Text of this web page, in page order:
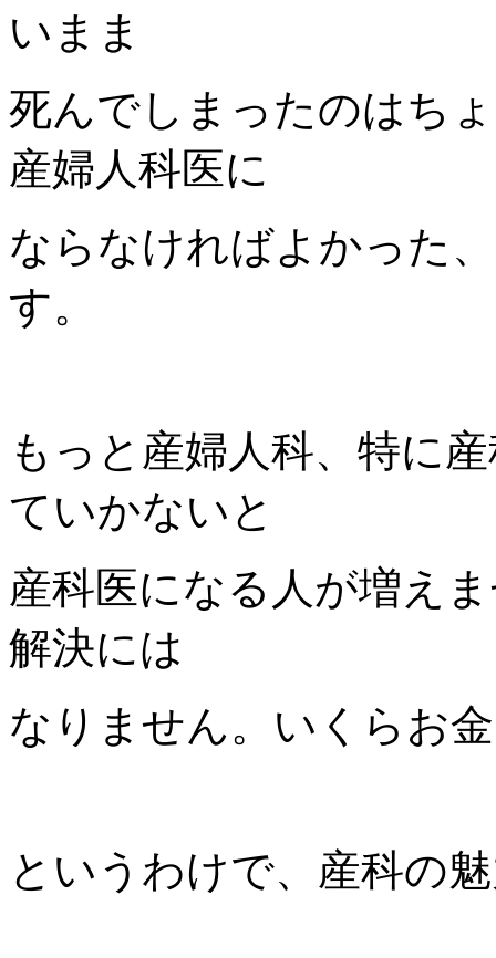
いまま
死んでしまったのはち
産婦人科医に
ならなければよかった
す。
もっと産婦人科、特に
ていかないと
産科医になる人が増え
解決には
なりません。いくらお
というわけで、産科の